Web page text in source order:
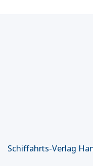
Schiffahrts-Verlag